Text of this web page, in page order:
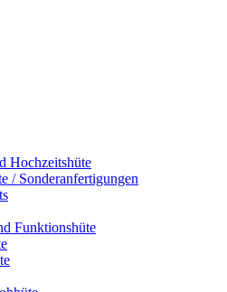
Hochzeitshüte
/ Sonderanfertigungen
Funktionshüte